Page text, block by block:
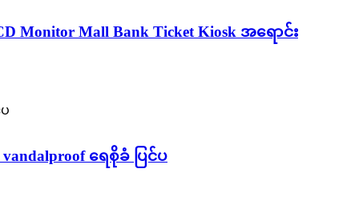
Monitor Mall Bank Ticket Kiosk အရောင်း
ရေစိုခံ ပြင်ပ